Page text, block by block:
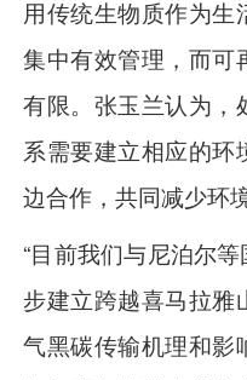
用传统生物质作为
集中有效管理，而可
有限。张玉兰认为，
系需要建立相应的环
边合作，共同减少环
“目前我们与尼泊尔
步建立跨越喜马拉雅
气黑碳传输机理和影